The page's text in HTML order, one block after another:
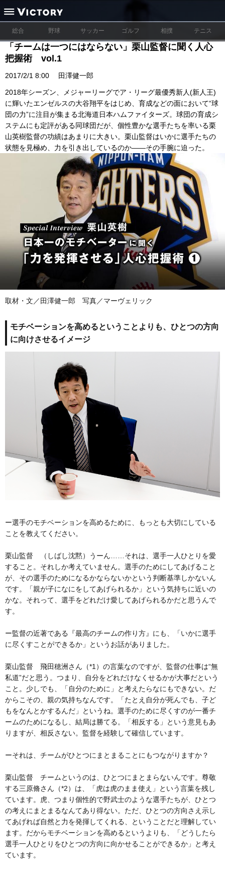
総合 野球 サッカー ゴルフ 相撲 テニス
「チームは一つにはならない」栗山監督に聞く人心
把握術 vol.1
2017/2/1 8:00 田澤健一郎
2018年シーズン、メジャーリーグでア・リーグ最優秀新人(新人王)
に輝いたエンゼルスの大谷翔平をはじめ、育成などの面において“球
団の力”に注目が集まる北海道日本ハムファイターズ。球団の育成シ
ステムにも定評がある同球団だが、個性豊かな選手たちを率いる栗
山英樹監督の功績はあまりに大きい。栗山監督はいかに選手たちの
状態を見極め、力を引き出しているのか――その手腕に迫った。
取材・文／田澤健一郎 写真／マーヴェリック
モチベーションを高めるということよりも、ひとつの方向
に向けさせるイメージ
ー選手のモチベーションを高めるために、もっとも大切にしている
ことを教えてください。
栗山監督 （しばし沈黙）うーん……それは、選手一人ひとりを愛
すること。それしか考えていません。選手のためにしてあげること
が、その選手のためになるかならないかという判断基準しかないん
です。「親が子になにをしてあげられるか」という気持ちに近いの
かな。それって、選手をどれだけ愛してあげられるかだと思うんで
す。
ー監督の近著である『最高のチームの作り方』にも、「いかに選手
に尽くすことができるか」というお話がありました。
栗山監督 飛田穂洲さん（*1）の言葉なのですが、監督の仕事は“無
私道”だと思う。つまり、自分をどれだけなくせるかが大事だという
こと。少しでも、「自分のために」と考えたらなにもできない。だ
からこその、親の気持ちなんです。「たとえ自分が死んでも、子ど
もをなんとかするんだ」というね。選手のために尽くすのが一番チ
ームのためになるし、結局は勝てる。「相反する」という意見もあ
りますが、相反さない。監督を経験して確信しています。
ーそれは、チームがひとつにまとまることにもつながりますか？
栗山監督 チームというのは、ひとつにまとまらないんです。尊敬
する三原脩さん（*2）は、「虎は虎のまま使え」という言葉を残し
ています。虎、つまり個性的で野武士のような選手たちが、ひとつ
の考えにまとまるなんてあり得ない。ただ、ひとつの方向さえ示し
てあげれば自然と力を発揮してくれる、ということだと理解してい
ます。だからモチベーションを高めるというよりも、「どうしたら
選手一人ひとりをひとつの方向に向かせることができるか」と考え
ています。